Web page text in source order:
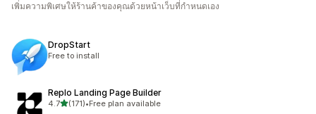
เพิ่มความพิเศษให้ร้านค้าของคุณด้วยหน้าเว็บที่กำหนดเอง
DropStart
Free to install
Replo Landing Page Builder
4.7เต็ม 5 ดาว
(171)
ทั้งหมด 171 รีวิว
•Free plan available